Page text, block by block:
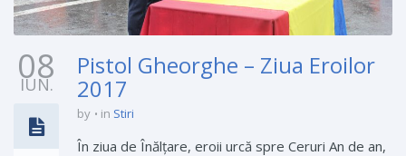
08
IUN.
Pistol Gheorghe – Ziua Eroilor
2017
by in Stiri
În ziua de Înălţare, eroii urcă spre Ceruri An de an,